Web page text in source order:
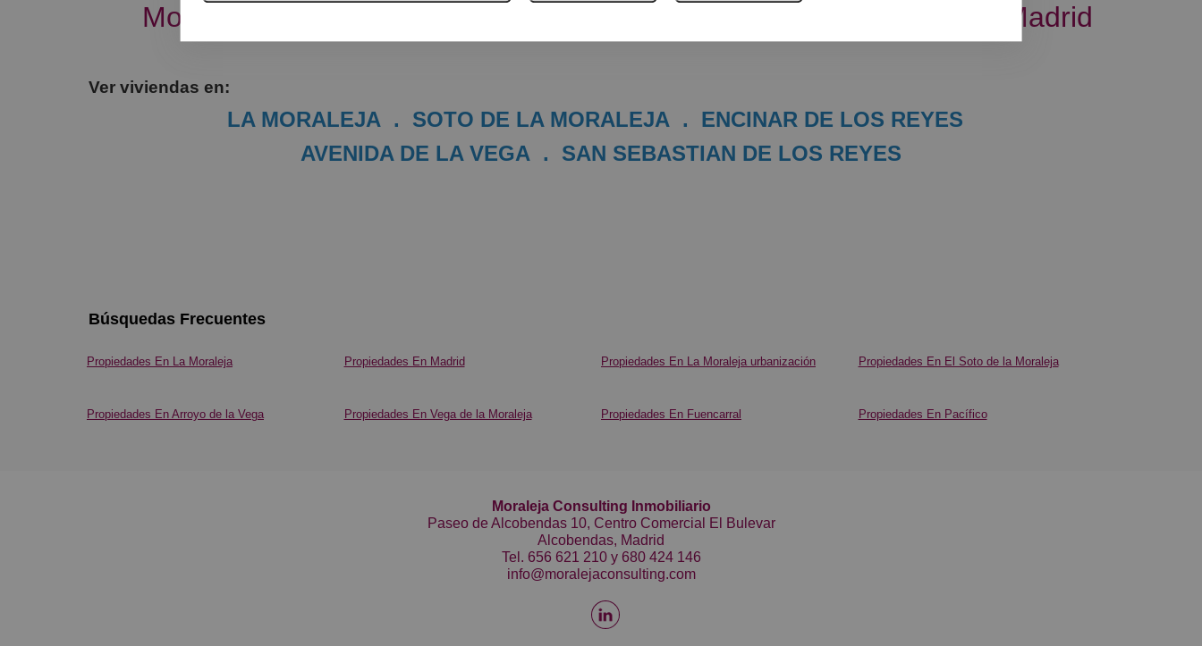
Moraleja Consulting Inmobiliario. Especialistas en la zona Norte de Madrid
Ver viviendas en:
LA MORALEJA . SOTO DE LA MORALEJA . ENCINAR DE LOS REYES
AVENIDA DE LA VEGA . SAN SEBASTIAN DE LOS REYES
Búsquedas Frecuentes
Propiedades En La Moraleja Propiedades En Madrid Propiedades En La Moraleja urbanización Propiedades En El Soto de la Moraleja
Propiedades En Arroyo de la Vega Propiedades En Vega de la Moraleja Propiedades En Fuencarral Propiedades En Pacífico
Moraleja Consulting Inmobiliario
Paseo de Alcobendas 10, Centro Comercial El Bulevar
Alcobendas, Madrid
Tel. 656 621 210y 680 424 146
info@moralejaconsulting.com